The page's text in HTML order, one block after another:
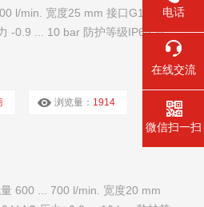
l/min. 宽度25 mm 接口G1/4,
-0.9 ... 10 bar 防护等级IP65 管
浏览量： 1914
600 ... 700 l/min. 宽度20 mm
电话
在线交流
微信扫一扫